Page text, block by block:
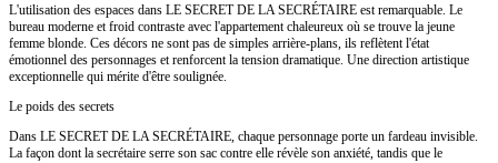
L'utilisation des espaces dans LE SECRET DE LA SECRÉTAIRE est remarquable. Le
bureau moderne et froid contraste avec l'appartement chaleureux où se trouve la jeune
femme blonde. Ces décors ne sont pas de simples arrière-plans, ils reflètent l'état
émotionnel des personnages et renforcent la tension dramatique. Une direction artistique
exceptionnelle qui mérite d'être soulignée.
Le poids des secrets
Dans LE SECRET DE LA SECRÉTAIRE, chaque personnage porte un fardeau invisible.
La façon dont la secrétaire serre son sac contre elle révèle son anxiété, tandis que le